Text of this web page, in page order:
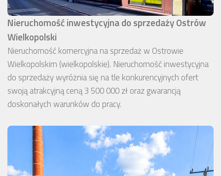
Nieruchomość inwestycyjna do sprzedaży Ostrów
Wielkopolski
Nieruchomość komercyjna na sprzedaż w Ostrowie
Wielkopolskim (wielkopolskie). Nieruchomość inwestycyjna
do sprzedaży wyróżnia się na tle konkurencyjnych ofert
swoją atrakcyjną ceną 3 500 000 zł oraz gwarancją
doskonałych warunków do pracy.